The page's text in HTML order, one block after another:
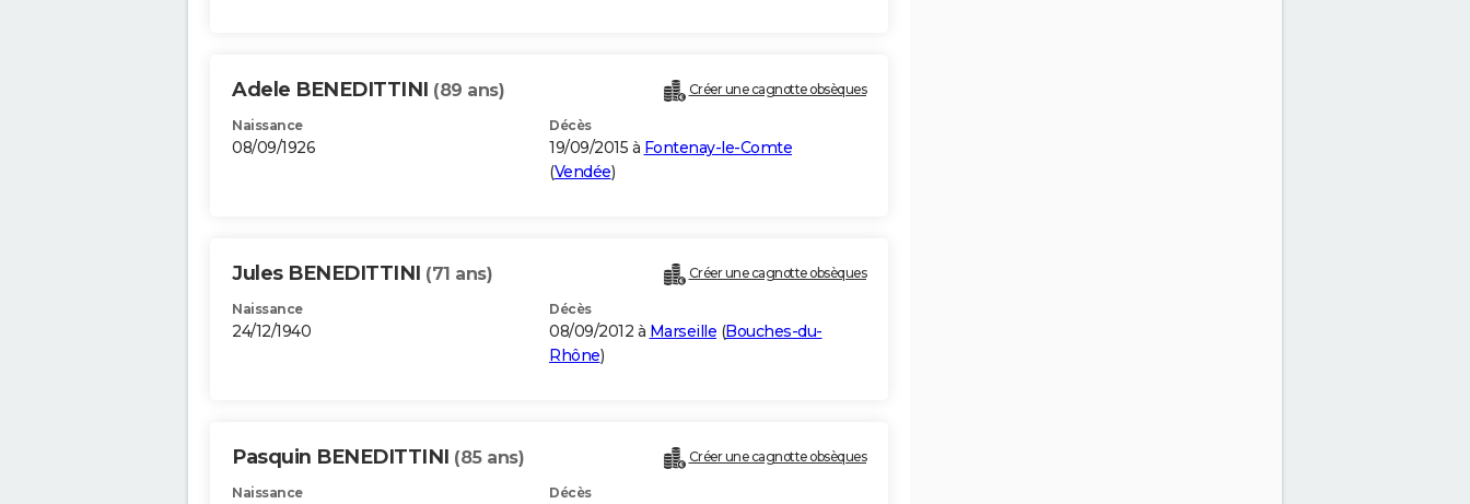
Adele BENEDITTINI (89 ans) Créer une cagnotte obsèques
Naissance
08/09/1926
Décès
19/09/2015 à Fontenay-le-Comte
(Vendée)
Jules BENEDITTINI (71 ans) Créer une cagnotte obsèques
Naissance
24/12/1940
Décès
08/09/2012 à Marseille (Bouches-du-
Rhône)
Pasquin BENEDITTINI (85 ans) Créer une cagnotte obsèques
Naissance Décès